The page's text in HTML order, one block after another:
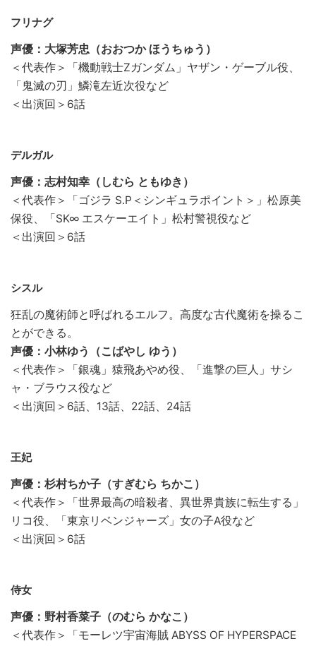
フリナグ
声優：大塚芳忠（おおつか ほうちゅう）
＜代表作＞「機動戦士Ζガンダム」ヤザン・ゲーブル役、
「鬼滅の刃」鱗滝左近次役など
＜出演回＞6話
デルガル
声優：志村知幸（しむら ともゆき）
＜代表作＞「ゴジラ S.P＜シンギュラポイント＞」松原美
保役、「SK∞ エスケーエイト」松村警視役など
＜出演回＞6話
シスル
狂乱の魔術師と呼ばれるエルフ。高度な古代魔術を操るこ
とができる。
声優：小林ゆう（こばやし ゆう）
＜代表作＞「銀魂」猿飛あやめ役、「進撃の巨人」サシ
ャ・ブラウス役など
＜出演回＞6話、13話、22話、24話
王妃
声優：杉村ちか子（すぎむら ちかこ）
＜代表作＞「世界最高の暗殺者、異世界貴族に転生する」
リコ役、「東京リベンジャーズ」女の子A役など
＜出演回＞6話
侍女
声優：野村香菜子（のむら かなこ）
＜代表作＞「モーレツ宇宙海賊 ABYSS OF HYPERSPACE